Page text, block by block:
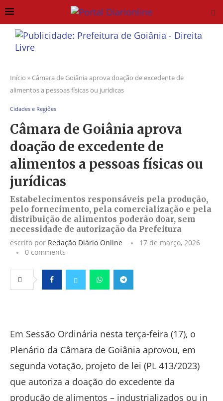
Início » Câmara de Goiânia aprova doação de excedente de
alimentos a pessoas físicas ou jurídicas
Cidades e Regiões
Câmara de Goiânia aprova
doação de excedente de
alimentos a pessoas físicas ou
jurídicas
Estabelecimentos responsáveis pela produção,
pelo fornecimento, pela comercialização e pela
distribuição de alimentos poderão doar, sem
necessidade de autorização da Prefeitura
escrito por Redação Diário Online
17 de março, 2026
0 comments
Em Sessão Ordinária nesta terça-feira (17), o
Plenário da Câmara de Goiânia aprovou, em
segunda votação, projeto de lei (PL 413/2023)
que autoriza a doação do excedente da
produção de alimentos – industrializados ou in